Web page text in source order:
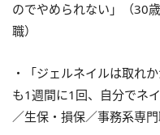
のでやめられない」（30
職）
・「ジェルネイルは取れ
も1週間に1回、自分でネ
／生保・損保／事務系専門